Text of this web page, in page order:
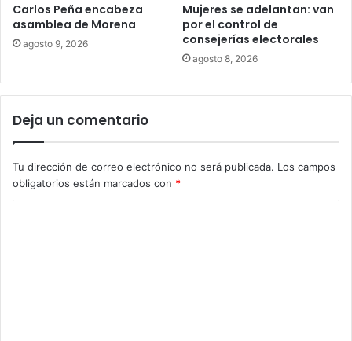
Carlos Peña encabeza
asamblea de Morena
agosto 9, 2026
Mujeres se adelantan: van
por el control de
consejerías electorales
agosto 8, 2026
Deja un comentario
Tu dirección de correo electrónico no será publicada. Los campos
obligatorios están marcados con *